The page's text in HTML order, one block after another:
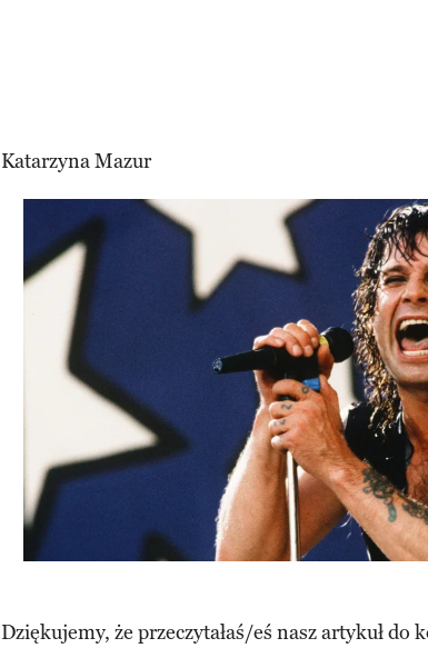
Katarzyna Mazur
Dziękujemy, że przeczytałaś/eś nasz artykuł do